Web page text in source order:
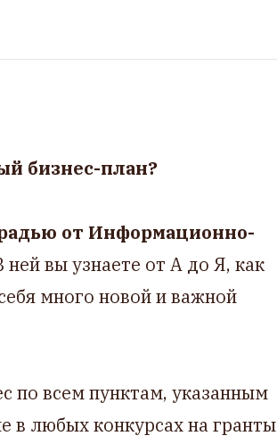
бизнес-план?
от Информационно-
ней вы узнаете от А до Я, как
много новой и важной
по всем пунктам, указанным
в любых конкурсах на гранты